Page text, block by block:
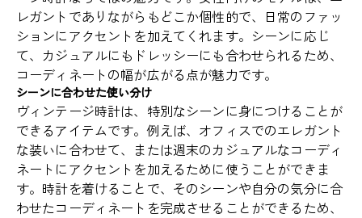
レガントでありながらもどこか個性的で、日常のファッ
ションにアクセントを加えてくれます。シーンに応じ
て、カジュアルにもドレッシーにも合わせられるため、
コーディネートの幅が広がる点が魅力です。
シーンに合わせた使い分け
ヴィンテージ時計は、特別なシーンに身につけることが
できるアイテムです。例えば、オフィスでのエレガント
な装いに合わせて、または週末のカジュアルなコーディ
ネートにアクセントを加えるために使うことができま
す。時計を着けることで、そのシーンや自分の気分に合
わせたコーディネートを完成させることができるため、